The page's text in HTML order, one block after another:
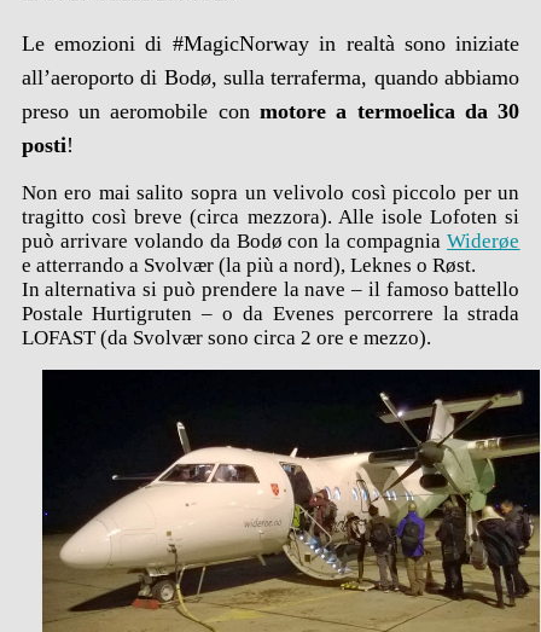
Le emozioni di #MagicNorway in realtà sono iniziate
all’aeroporto di Bodø, sulla terraferma, quando abbiamo
preso un aeromobile con motore a termoelica da 30
posti!
Non ero mai salito sopra un velivolo così piccolo per un
tragitto così breve (circa mezzora). Alle isole Lofoten si
può arrivare volando da Bodø con la compagniaWiderøe
e atterrando a Svolvær (la più a nord), Leknes o Røst.
In alternativa si può prendere la nave – il famoso battello
Postale Hurtigruten – o da Evenes percorrere la strada
LOFAST (da Svolvær sono circa 2 ore e mezzo).